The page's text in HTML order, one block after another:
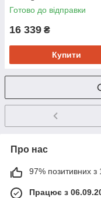
Готово до відправки
16 339 ₴
Купити
Про нас
97% позитивних з
Працює з